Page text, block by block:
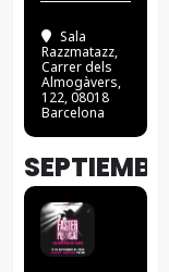
Sala
Razzmatazz,
Carrer dels
Almogàvers,
122, 08018
Barcelona